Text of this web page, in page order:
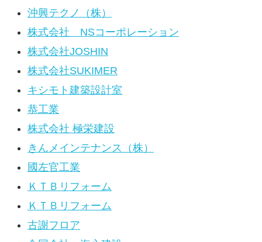
沖興テクノ（株）
株式会社 NSコーポレーション
株式会社JOSHIN
株式会社SUKIMER
キシモト建築設計室
恭工業
株式会社 極栄建設
きんメインテナンス（株）
國左官工業
ＫＴＢリフォーム
ＫＴＢリフォーム
古謝フロア